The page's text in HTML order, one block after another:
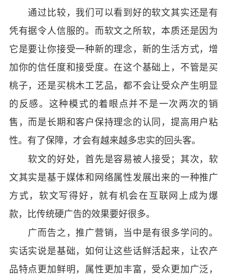
通过比较，我们可以看到好的软文其实还是有
凭有据令人信服的。而软文之所软，本质还是因为
它是要让你接受一种新的理念，新的生活方式，增
加你的信任度和接受度。在这个基础上，不管是买
桃子，还是买桃木工艺品，都不会让受众产生明显
的反感。这种模式的着眼点并不是一次两次的销
售，而是长期和客户保持理念的认同，提高用户粘
性。有了保障，才会有越来越多忠实的回头客。
软文的好处，首先是容易被人接受；其次，软
文其实是基于媒体和网络属性发展出来的一种推广
方式，软文写得好，就有机会在互联网上成为爆
款，比传统硬广告的效果要好很多。
广而告之，推广营销，当中是有很多学问的。
实话实说是基础，如何让这些话鲜活起来，让农产
品特点更加鲜明，属性更加丰富，受众更加广泛，